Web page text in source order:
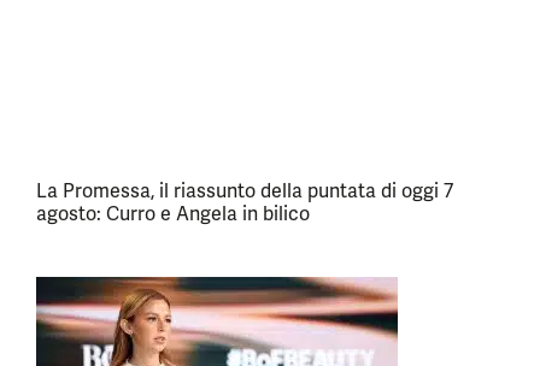
La Promessa, il riassunto della puntata di oggi 7
agosto: Curro e Angela in bilico